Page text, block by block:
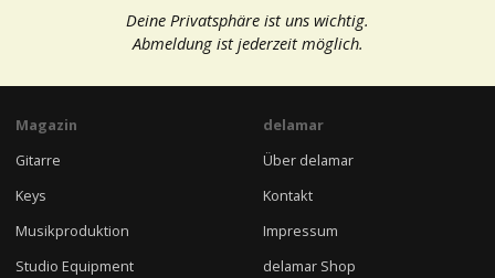
Deine Privatsphäre ist uns wichtig.
Abmeldung ist jederzeit möglich.
Magazin
Gitarre
Keys
Musikproduktion
Studio Equipment
delamar
Über delamar
Kontakt
Impressum
delamar Shop